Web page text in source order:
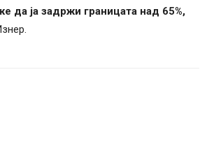
да ја задржи границата над 65%,